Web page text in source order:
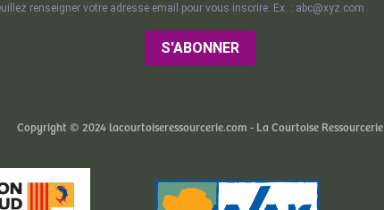
renseigner votre adresse email pour vous inscrire. Ex. : abc@xyz.com
S'ABONNER
Copyright © 2024 lacourtoiseressourcerie.com - La Courtoise Ressourcerie